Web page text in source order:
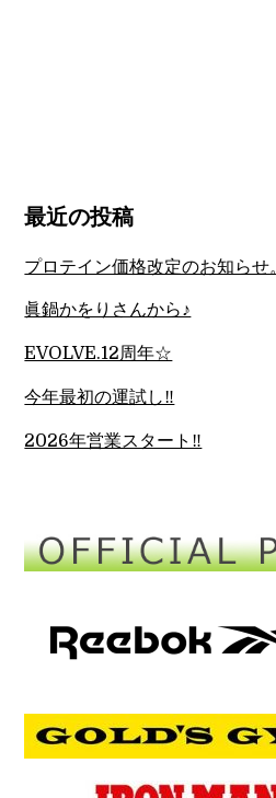
最近の投稿
プロテイン価格改定のお知らせ
眞鍋かをりさんから♪
EVOLVE.12周年☆
今年最初の運試し‼︎
2026年営業スタート‼︎